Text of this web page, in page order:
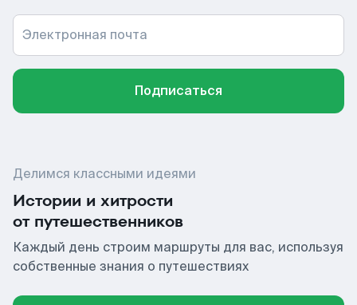
Электронная почта
Подписаться
Делимся классными идеями
Истории и хитрости
от путешественников
Каждый день строим маршруты для вас, используя
собственные знания о путешествиях